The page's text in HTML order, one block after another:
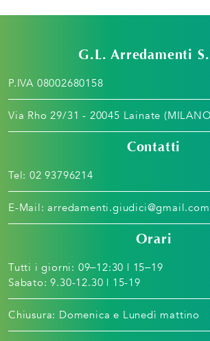
G.L. Arredamenti
P.IVA 08002680158
Via Rho 29/31 - 20045 Lainate
Contatti
Tel: 02 93796214
E-Mail: arredamenti.giudici@gmail.com
Orari
Tutti i giorni: 09–12:30 | 15–19
Sabato: 9.30-12.30 | 15-19
Chiusura: Domenica e Lunedì mattino